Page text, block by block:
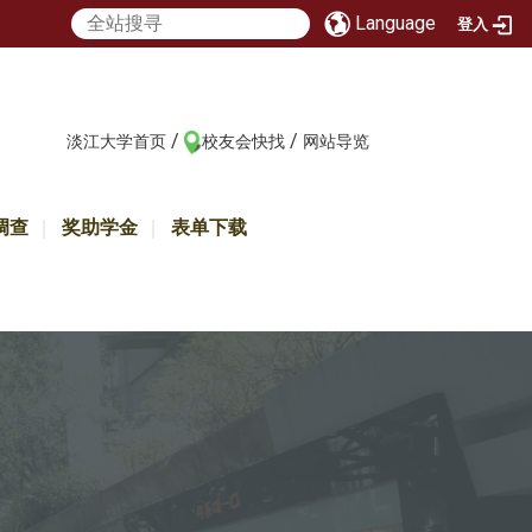
Language 登入
淡江大学首页 / 校友会快找 / 网站导览
查 奖助学金 表单下载